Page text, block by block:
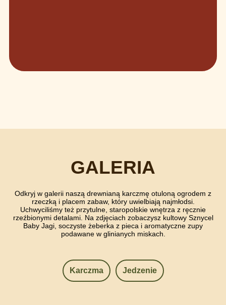
GALERIA
Odkryj w galerii naszą drewnianą karczmę otuloną ogrodem z
rzeczką i placem zabaw, który uwielbiają najmłodsi.
Uchwyciliśmy też przytulne, staropolskie wnętrza z ręcznie
rzeźbionymi detalami. Na zdjęciach zobaczysz kultowy Sznycel
Baby Jagi, soczyste żeberka z pieca i aromatyczne zupy
podawane w glinianych miskach.
Karczma Jedzenie